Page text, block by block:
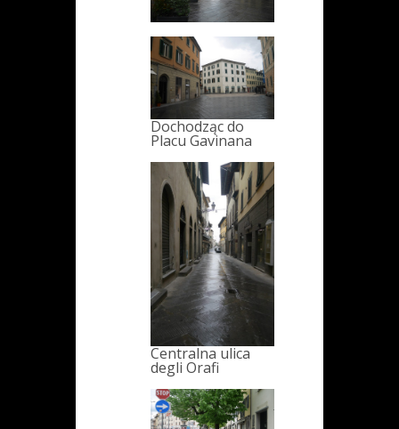
Dochodząc do
Placu Gavinana
Centralna ulica
degli Orafi